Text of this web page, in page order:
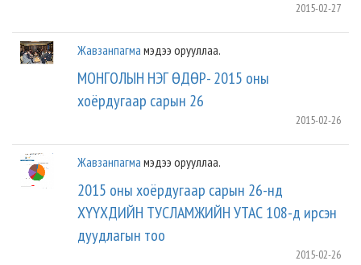
2015-02-27
Жавзанпагма мэдээ орууллаа.
МОНГОЛЫН НЭГ ӨДӨР- 2015 оны
хоёрдугаар сарын 26
2015-02-26
Жавзанпагма мэдээ орууллаа.
2015 оны хоёрдугаар сарын 26-нд
ХҮҮХДИЙН ТУСЛАМЖИЙН УТАС 108-д ирсэн
дуудлагын тоо
2015-02-26